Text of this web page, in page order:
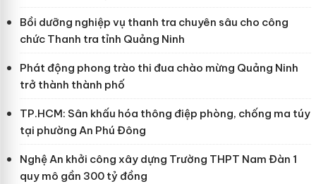
Bồi dưỡng nghiệp vụ thanh tra chuyên sâu cho công
chức Thanh tra tỉnh Quảng Ninh
Phát động phong trào thi đua chào mừng Quảng Ninh
trở thành thành phố
TP.HCM: Sân khấu hóa thông điệp phòng, chống ma túy
tại phường An Phú Đông
Nghệ An khởi công xây dựng Trường THPT Nam Đàn 1
quy mô gần 300 tỷ đồng